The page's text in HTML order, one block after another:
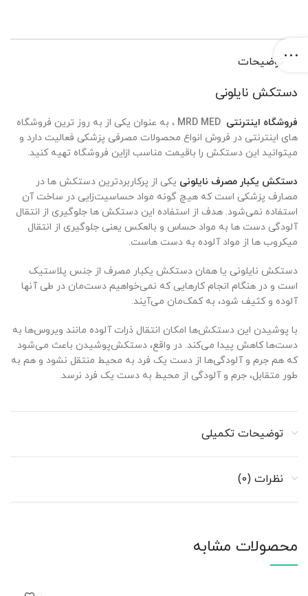
توضیحات
دستکش نایلونی
فروشگاه اینترنتی
، به عنوان یکی از به ‌روز ترین فروشگاه
های اینترنتی در فروش انواع محصولات مصرفی پزشکی فعالیت دارد و
میتوانید این دستکش را باقیمت مناسب ازاین فروشگاه تهیه کنید.
دستکش یکبار مصرف نایلونی یکی از پرکاربردترین دستکش ها در
مصارف پزشکی است که هیچ گونه مواد حساسیت‌زایی در ساخت آن
استفاده نمی‌شود. هدف از استفاده این دستکش ها جلوگیری از انتقال
آلودگی دست ها به مواد حساس و بالعکس یعنی جلوگیری از انتقال
میکروب ها از مواد آلوده به دست هاست.
دستکش نایلونی یا همان دستکش یکبار مصرف از جنس پلاستیک
است و در هنگام انجام کارهایی که نمی‌خواهیم دست‌مان در طی آنها
آلوده و کثیف شود، به کمک‌مان می‌آیند.
با پوشیدن این دستکش‌ها امکان انتقال ذرات آلوده مانند ویروس‌ها به
دست‌ها کاهش پیدا می‌کند. در واقع، دستکش‌پوشیدن باعث می‌شود
که هم جرم و آلودگی‌ها از دست یک فرد به محیط منتقل نشود و هم به
طور متقابل، جرم و آلودگی از محیط به دست یک فرد نرسد.
توضیحات تکمیلی
نظرات (0)
محصولات مشابه